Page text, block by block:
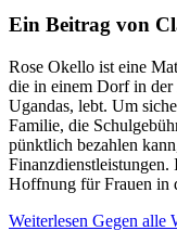
Ein Beitrag von
Rose Okello ist eine
die in einem Dorf in der
Ugandas, lebt. Um
Familie, die
pünktlich bezahlen
Finanzdienstleistungen.
Hoffnung für Frauen in
Weiterlesen Gegen alle